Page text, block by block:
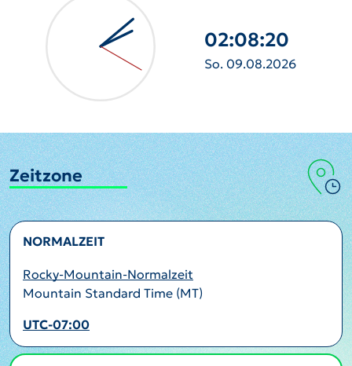
02:08:21
So. 09.08.2026
Zeitzone
NORMALZEIT
Rocky-Mountain-Normalzeit
Mountain Standard Time (MT)
UTC-07:00